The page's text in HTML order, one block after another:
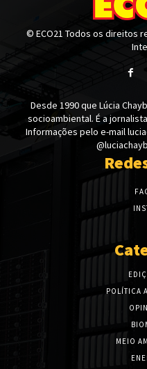
© ECO21 Todos os direitos
Desde 1990 que Lúcia
socioambiental. É a
Informações pelo e-mail
POLÍTICA
MEIO